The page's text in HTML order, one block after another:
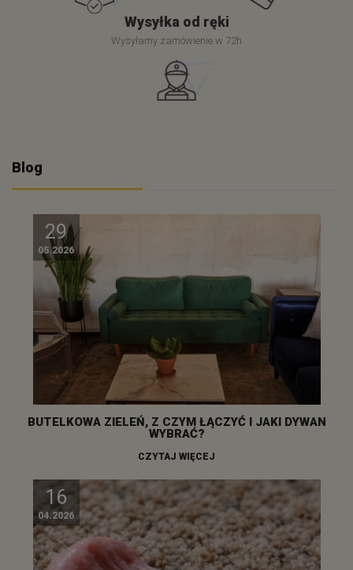
Wysyłka od ręki
Wysyłamy zamówienie w 72h
Blog
29
05.2026
BUTELKOWA ZIELEŃ, Z CZYM ŁĄCZYĆ I JAKI DYWAN
WYBRAĆ?
CZYTAJ WIĘCEJ
16
04.2026